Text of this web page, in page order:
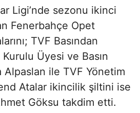
Ligi’nde sezonu ikinci
Fenerbahçe Opet
TVF Basından
Üyesi ve Basın
ile TVF Yönetim
Atalar ikincilik şiltini ise
Göksu takdim etti.